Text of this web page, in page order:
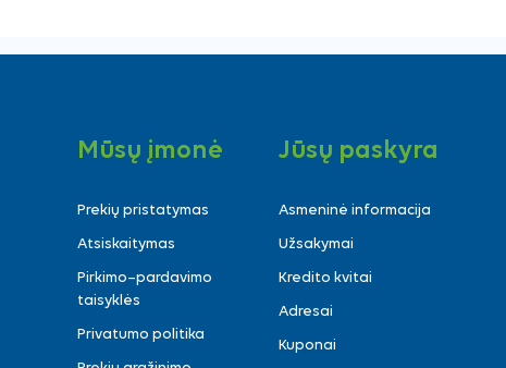
Mūsų įmonė
Prekių pristatymas
Atsiskaitymas
Pirkimo–pardavimo
taisyklės
Privatumo politika
Jūsų paskyra
Asmeninė informacija
Užsakymai
Kredito kvitai
Adresai
Kuponai